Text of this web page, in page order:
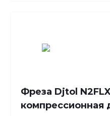
Фреза Djtol
компрессионная